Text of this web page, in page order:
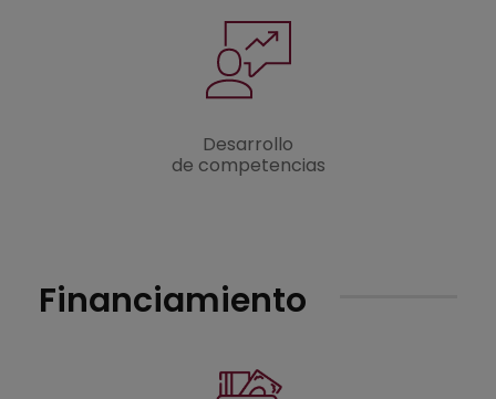
Desarrollo
de competencias
Financiamiento